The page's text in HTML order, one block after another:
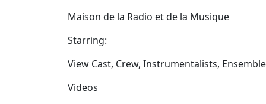
Maison de la Radio et de la Musique
Starring:
View Cast, Crew, Instrumentalists,
Videos